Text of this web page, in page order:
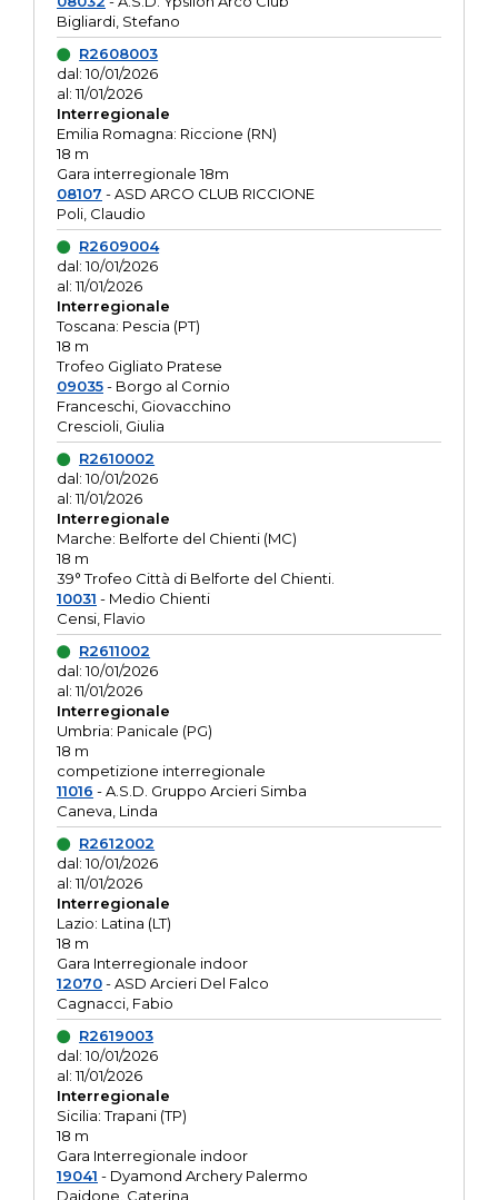
Bigliardi, Stefano
R2608003
dal: 10/01/2026
al: 11/01/2026
Interregionale
Emilia Romagna: Riccione (RN)
18 m
Gara interregionale 18m
08107 - ASD ARCO CLUB RICCIONE
Poli, Claudio
R2609004
dal: 10/01/2026
al: 11/01/2026
Interregionale
Toscana: Pescia (PT)
18 m
Trofeo Gigliato Pratese
09035- Borgo al Cornio
Franceschi, Giovacchino
Crescioli, Giulia
R2610002
dal: 10/01/2026
al: 11/01/2026
Interregionale
Marche: Belforte del Chienti (MC)
18 m
39° Trofeo Città di Belforte del Chienti.
10031 - Medio Chienti
Censi, Flavio
R2611002
dal: 10/01/2026
al: 11/01/2026
Interregionale
Umbria: Panicale (PG)
18 m
competizione interregionale
11016 - A.S.D. Gruppo Arcieri Simba
Caneva, Linda
R2612002
dal: 10/01/2026
al: 11/01/2026
Interregionale
Lazio: Latina (LT)
18 m
Gara Interregionale indoor
12070- ASD Arcieri Del Falco
Cagnacci, Fabio
R2619003
dal: 10/01/2026
al: 11/01/2026
Interregionale
Sicilia: Trapani (TP)
18 m
Gara Interregionale indoor
19041 - Dyamond Archery Palermo
Daidone, Caterina